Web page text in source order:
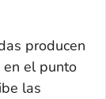
producen
en el punto
las